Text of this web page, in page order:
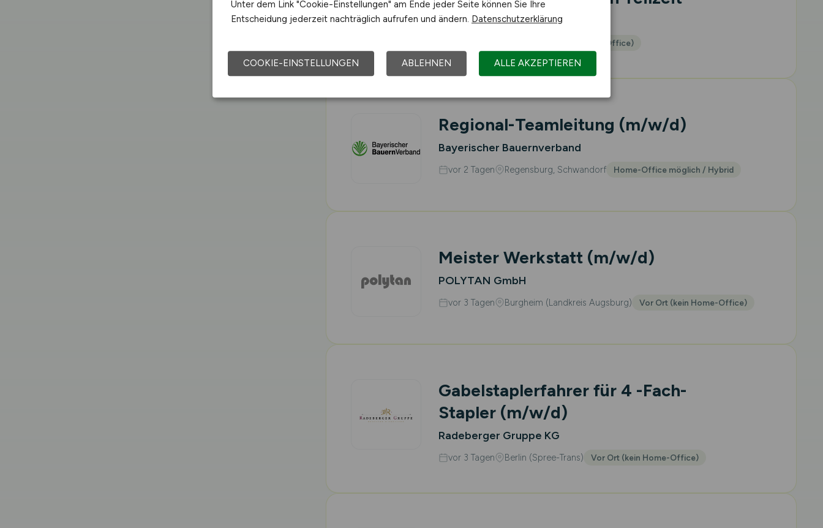
Dr. Oetker Tiefkühlprodukte KG
Vor Ort (kein Home-Office)
Regional-Teamleitung (m/w/d)
Bayerischer Bauernverband
vor 2 Tagen Regensburg, Schwandorf Home-Office möglich / Hybrid
Meister Werkstatt (m/w/d)
POLYTAN GmbH
vor 3 Tagen Burgheim (Landkreis Augsburg) Vor Ort (kein Home-Office)
Gabelstaplerfahrer für 4 -Fach-
Stapler (m/w/d)
Radeberger Gruppe KG
vor 3 Tagen Berlin (Spree-Trans) Vor Ort (kein Home-Office)
Unter dem Link "Cookie-Einstellungen" am Ende jeder Seite können Sie Ihre
Entscheidung jederzeit nachträglich aufrufen und ändern. Datenschutzerklärung
COOKIE-EINSTELLUNGEN ABLEHNEN ALLE AKZEPTIEREN